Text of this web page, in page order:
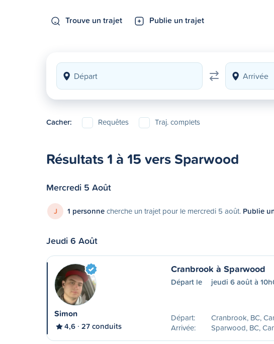
Trouve un trajet Publie un trajet
Cacher: Requêtes Traj. complets
Résultats 1 à 15 vers Sparwood
Mercredi 5 Août
J 1 personnecherche un trajet pour le mercredi 5 août. Publie
Jeudi 6 Août
Simon
4,6 27 conduits
Cranbrook à Sparwood
Départ le jeudi 6 août à
Départ:
Cranbrook, BC,
Arrivée:
Sparwood, BC,